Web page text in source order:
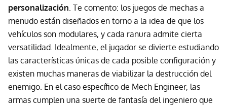
personalización . Te comento: los juegos de mechas a
menudo están diseñados en torno a la idea de que los
vehículos son modulares, y cada ranura admite cierta
versatilidad. Idealmente, el jugador se divierte estudiando
las características únicas de cada posible configuración y
existen muchas maneras de viabilizar la destrucción del
enemigo. En el caso específico de Mech Engineer, las
armas cumplen una suerte de fantasía del ingeniero que